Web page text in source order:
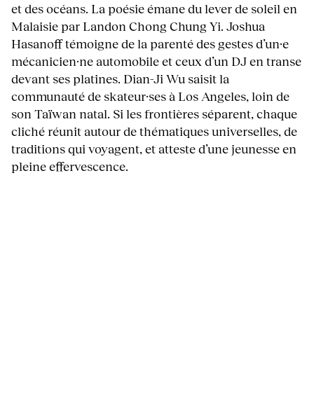
et des océans. La poésie émane du lever de soleil en
Malaisie par Landon Chong Chung Yi. Joshua
Hasanoff témoigne de la parenté des gestes d’un·e
mécanicien·ne automobile et ceux d’un DJ en transe
devant ses platines. Dian-Ji Wu saisit la
communauté de skateur·ses à Los Angeles, loin de
son Taïwan natal. Si les frontières séparent, chaque
cliché réunit autour de thématiques universelles, de
traditions qui voyagent, et atteste d’une jeunesse en
pleine effervescence.